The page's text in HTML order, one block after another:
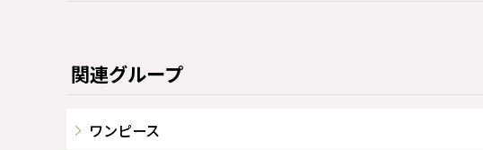
関連グループ
ワンピース